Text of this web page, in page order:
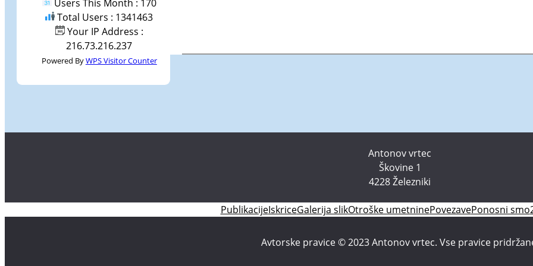
Users This Month : 170
Total Users : 1341463
Your IP Address :
216.73.216.237
Powered ByWPS Visitor Counter
Antonov vrtec
Škovine 1
4228 Železniki
PublikacijeIskriceGalerija slikOtroške umetninePovezavePonosni smo
Avtorske pravice © 2023 Antonov vrtec. Vse pravice